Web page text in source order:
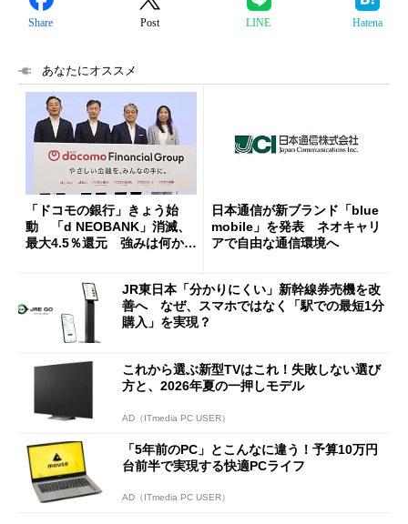
Share Post LINE Hatena
あなたにオススメ
「ドコモの銀行」きょう始
動 「d NEOBANK」消滅、
最大4.5％還元 強みは何か解
日本通信が新ブランド「blue
mobile」を発表 ネオキャリ
アで自由な通信環境へ
JR東日本「分かりにくい」新幹線券売機を改
善へ なぜ、スマホではなく「駅での最短1分
購入」を実現？
これから選ぶ新型TVはこれ！失敗しない選び
方と、2026年夏の一押しモデル
AD（ITmedia PC USER）
「5年前のPC」とこんなに違う！予算10万円
台前半で実現する快適PCライフ
AD（ITmedia PC USER）